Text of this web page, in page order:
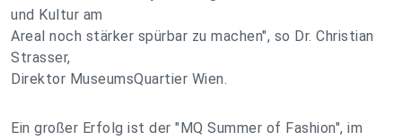
und Kultur am
Areal noch stärker spürbar zu machen", so Dr. Christian
Strasser,
Direktor MuseumsQuartier Wien.
Ein großer Erfolg ist der "MQ Summer of Fashion", im